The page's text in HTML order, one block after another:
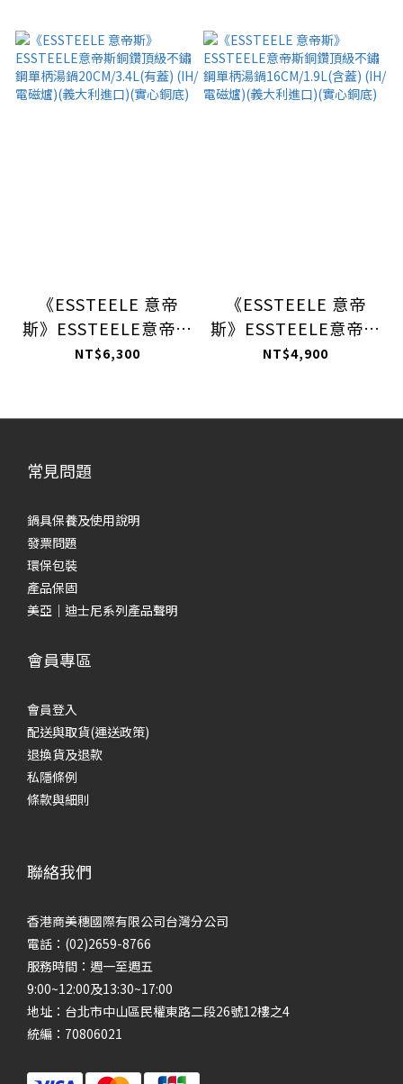
(義大利進口)(實心銅
底)
(IH/電磁爐)(義大利進
口)(實心銅底)
《ESSTEELE 意帝
斯》ESSTEELE意帝斯
銅鑽頂級不鏽鋼單柄湯
口)(實心銅底)
NT$6,300
《ESSTEELE 意帝
斯》ESSTEELE意帝斯
銅鑽頂級不鏽鋼單柄湯
口)(實心銅底)
NT$4,900
常見問題
鍋具保養及使用說明
發票問題
環保包裝
產品保固
美亞｜迪士尼系列產品聲明
會員專區
會員登入
配送與取貨(運送政策)
退換貨及退款
私隱條例
條款與細則
聯絡我們
香港商美穗國際有限公司台灣分公司
電話：(02)2659-8766
服務時間：週一至週五
9:00~12:00及13:30~17:00
地址：台北市中山區民權東路二段26號12樓之4
統編：70806021